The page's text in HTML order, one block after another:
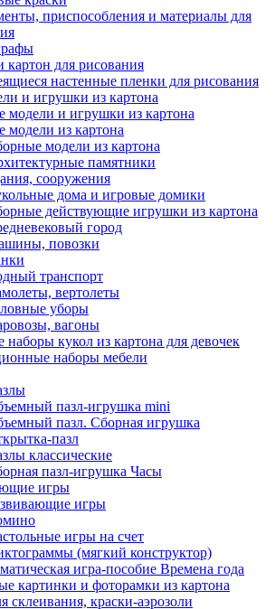
приспособления и материалы для
картон для рисования
настенные пленки для рисования
и игрушки из картона
модели и игрушки из картона
модели из картона
модели из картона
памятники
сооружения
дома и игровые домики
действующие игрушки из картона
город
повозки
транспорт
вертолеты
уборы
вагоны
наборы кукол из картона для девочек
наборы мебели
пазл-игрушка mini
пазл. Сборная игрушка
пазл
классические
пазл-игрушка Часы
игры
игры
игры на счет
(мягкий конструктор)
игра-пособие Времена года
картинки и фоторамки из картона
склеивания, краски-аэрозоли